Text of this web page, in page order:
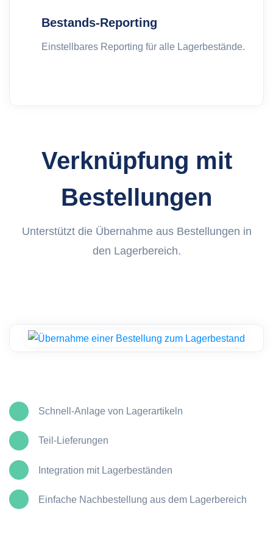
Bestands-Reporting
Einstellbares Reporting für alle Lagerbestände.
Verknüpfung mit
Bestellungen
Unterstützt die Übernahme aus Bestellungen in
den Lagerbereich.
Schnell-Anlage von Lagerartikeln
Teil-Lieferungen
Integration mit Lagerbeständen
Einfache Nachbestellung aus dem Lagerbereich